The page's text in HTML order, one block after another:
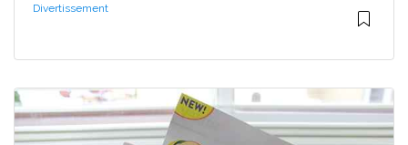
Divertissement